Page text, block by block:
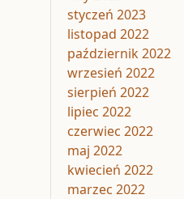
styczeń 2023
listopad 2022
październik 2022
wrzesień 2022
sierpień 2022
lipiec 2022
czerwiec 2022
maj 2022
kwiecień 2022
marzec 2022